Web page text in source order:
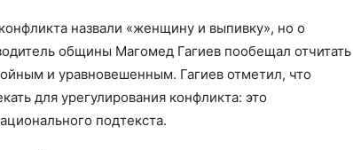
назвали «женщину и выпивку», но о
общины Магомед Гагиев пообещал отчитать
и уравновешенным. Гагиев отметил, что
для урегулирования конфликта: это
подтекста.